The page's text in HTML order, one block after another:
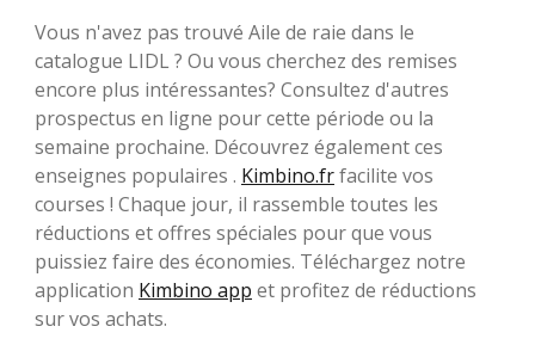
Vous n'avez pas trouvé Aile de raie dans le
catalogue LIDL ? Ou vous cherchez des remises
encore plus intéressantes? Consultez d'autres
prospectus en ligne pour cette période ou la
semaine prochaine. Découvrez également ces
enseignes populaires . Kimbino.frfacilite vos
courses ! Chaque jour, il rassemble toutes les
réductions et offres spéciales pour que vous
puissiez faire des économies. Téléchargez notre
application Kimbino app et profitez de réductions
sur vos achats.